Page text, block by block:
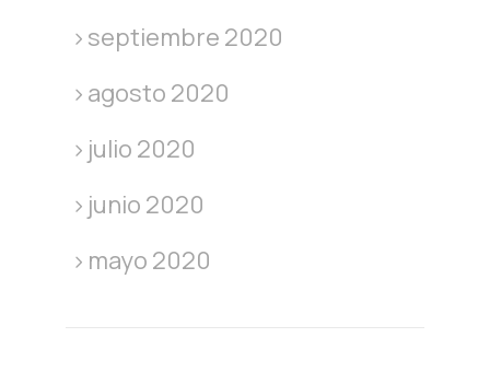
septiembre 2020
agosto 2020
julio 2020
junio 2020
mayo 2020